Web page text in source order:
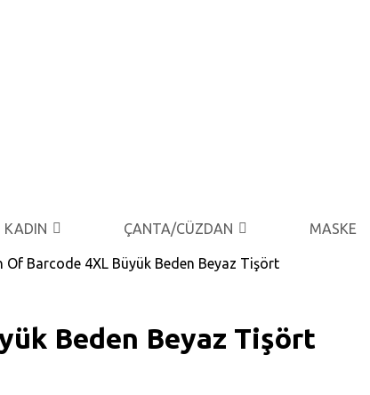
KADIN ÇANTA/CÜZDAN MASKE
Of Barcode 4XL Büyük Beden Beyaz Tişört
Beden Beyaz Tişört